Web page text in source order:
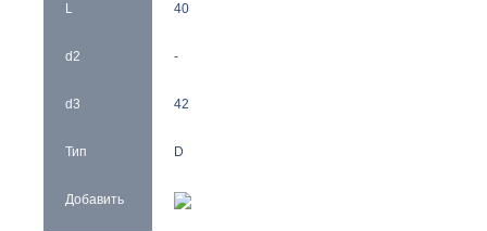
L
d2
d3
Тип
Добавить
40
-
42
D